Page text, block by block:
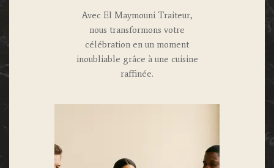
Avec El Maymouni Traiteur,
nous transformons votre
célébration en un moment
inoubliable grâce à une cuisine
raffinée.